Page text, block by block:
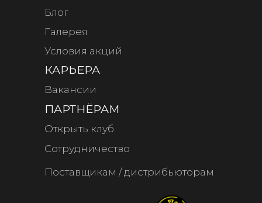
КАРЬЕРА
ПАРТНЁРАМ
Вакансии
Открыть клуб
Блог
Галерея
Условия акций
Сотрудничество
Поставщикам / дистрибьюторам